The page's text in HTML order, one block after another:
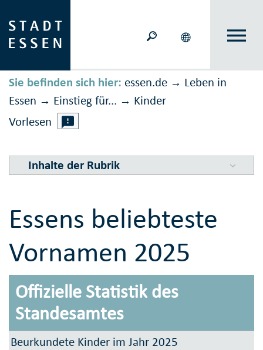
Sie befinden sich hier: essen.de → Leben in
Essen → Einstieg für... → Kinder
Vorlesen
Inhalte der Rubrik
Essens beliebteste
Vornamen 2025
Offizielle Statistik des
Standesamtes
Beurkundete Kinder im Jahr 2025